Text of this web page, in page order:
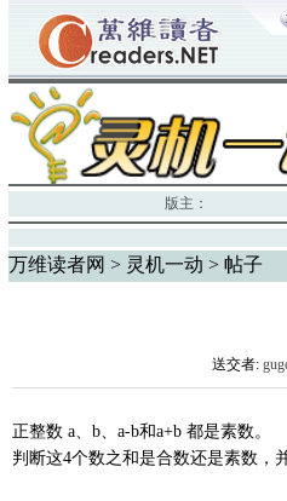
版主：
万维读者网 > 灵机一动 > 帖子
送交者:
正整数 a、b、a-b和a+b 都是素数。
判断这4个数之和是合数还是素数，